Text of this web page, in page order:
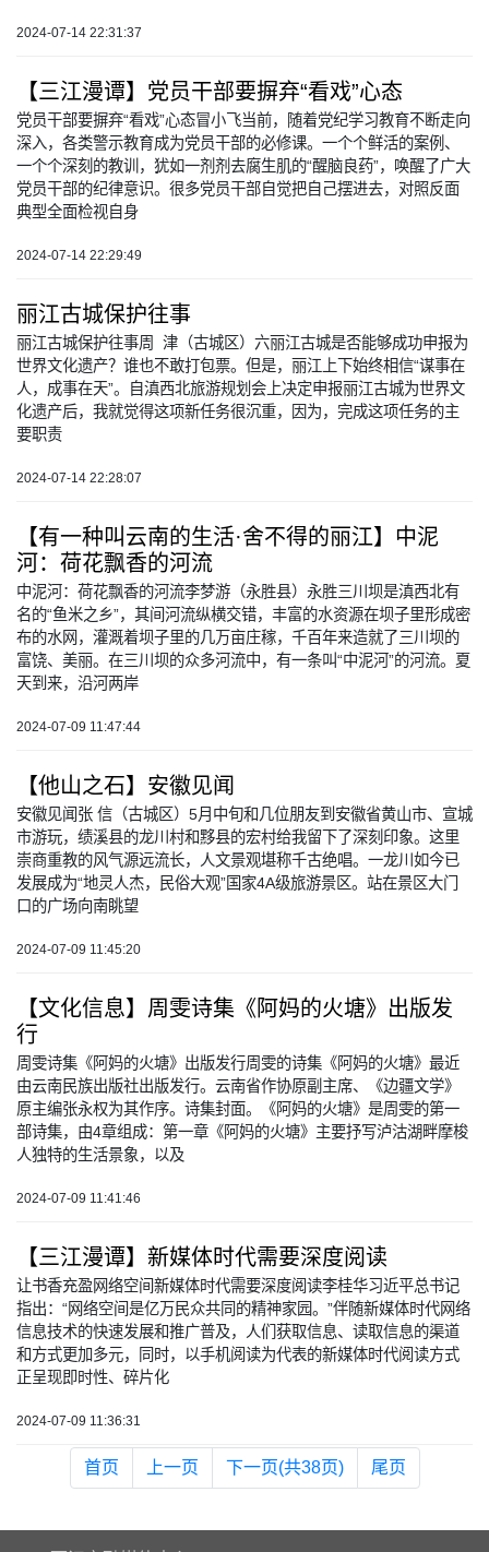
2024-07-14 22:31:37
【三江漫谭】党员干部要摒弃“看戏”心态
党员干部要摒弃“看戏”心态冒小飞当前，随着党纪学习教育不断走向
深入，各类警示教育成为党员干部的必修课。一个个鲜活的案例、
一个个深刻的教训，犹如一剂剂去腐生肌的“醒脑良药”，唤醒了广大
党员干部的纪律意识。很多党员干部自觉把自己摆进去，对照反面
典型全面检视自身
2024-07-14 22:29:49
丽江古城保护往事
丽江古城保护往事周 津（古城区）六丽江古城是否能够成功申报为
世界文化遗产？谁也不敢打包票。但是，丽江上下始终相信“谋事在
人，成事在天”。自滇西北旅游规划会上决定申报丽江古城为世界文
化遗产后，我就觉得这项新任务很沉重，因为，完成这项任务的主
要职责
2024-07-14 22:28:07
【有一种叫云南的生活·舍不得的丽江】中泥
河：荷花飘香的河流
中泥河：荷花飘香的河流李梦游（永胜县）永胜三川坝是滇西北有
名的“鱼米之乡”，其间河流纵横交错，丰富的水资源在坝子里形成密
布的水网，灌溉着坝子里的几万亩庄稼，千百年来造就了三川坝的
富饶、美丽。在三川坝的众多河流中，有一条叫“中泥河”的河流。夏
天到来，沿河两岸
2024-07-09 11:47:44
【他山之石】安徽见闻
安徽见闻张 信（古城区）5月中旬和几位朋友到安徽省黄山市、宣城
市游玩，绩溪县的龙川村和黟县的宏村给我留下了深刻印象。这里
崇商重教的风气源远流长，人文景观堪称千古绝唱。一龙川如今已
发展成为“地灵人杰，民俗大观”国家4A级旅游景区。站在景区大门
口的广场向南眺望
2024-07-09 11:45:20
【文化信息】周雯诗集《阿妈的火塘》出版发
行
周雯诗集《阿妈的火塘》出版发行周雯的诗集《阿妈的火塘》最近
由云南民族出版社出版发行。云南省作协原副主席、《边疆文学》
原主编张永权为其作序。诗集封面。《阿妈的火塘》是周雯的第一
部诗集，由4章组成：第一章《阿妈的火塘》主要抒写泸沽湖畔摩梭
人独特的生活景象，以及
2024-07-09 11:41:46
【三江漫谭】​新媒体时代需要深度阅读
让书香充盈网络空间新媒体时代需要深度阅读李桂华习近平总书记
指出：“网络空间是亿万民众共同的精神家园。”伴随新媒体时代网络
信息技术的快速发展和推广普及，人们获取信息、读取信息的渠道
和方式更加多元，同时，以手机阅读为代表的新媒体时代阅读方式
正呈现即时性、碎片化
2024-07-09 11:36:31
首页 上一页 下一页(共38页) 尾页